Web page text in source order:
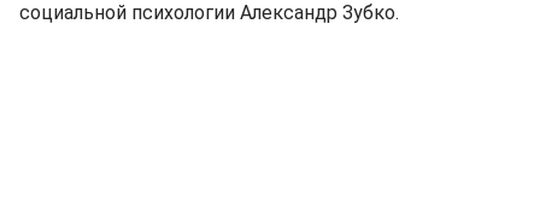
социальной психологии Александр Зубко.